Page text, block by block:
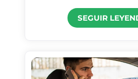
SEGUIR